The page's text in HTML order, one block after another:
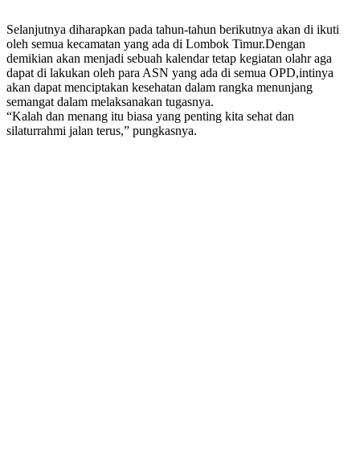
Selanjutnya diharapkan pada tahun-tahun berikutnya akan di ikuti
oleh semua kecamatan yang ada di Lombok Timur.Dengan
demikian akan menjadi sebuah kalendar tetap kegiatan olahr aga
dapat di lakukan oleh para ASN yang ada di semua OPD,intinya
akan dapat menciptakan kesehatan dalam rangka menunjang
semangat dalam melaksanakan tugasnya.
“Kalah dan menang itu biasa yang penting kita sehat dan
silaturrahmi jalan terus,” pungkasnya.